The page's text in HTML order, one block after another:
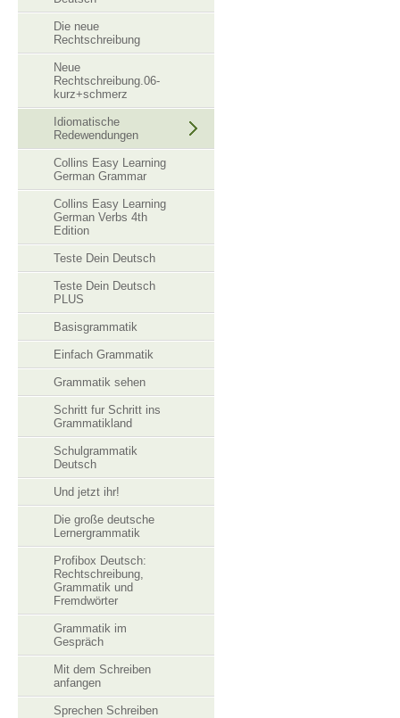
Die neue
Rechtschreibung
Neue
Rechtschreibung.06-
kurz+schmerz
Idiomatische
Redewendungen
Collins Easy Learning
German Grammar
Collins Easy Learning
German Verbs 4th
Edition
Teste Dein Deutsch
Teste Dein Deutsch
PLUS
Basisgrammatik
Einfach Grammatik
Grammatik sehen
Schritt fur Schritt ins
Grammatikland
Schulgrammatik
Deutsch
Und jetzt ihr!
Die große deutsche
Lernergrammatik
Profibox Deutsch:
Rechtschreibung,
Grammatik und
Fremdwörter
Grammatik im
Gespräch
Mit dem Schreiben
anfangen
Sprechen Schreiben